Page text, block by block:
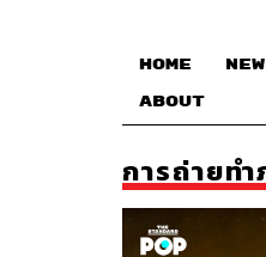
HOME
ABOUT
การถ่ายท